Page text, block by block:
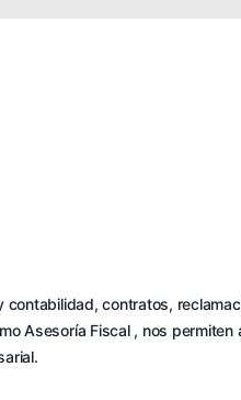
contabilidad, contratos,
Asesoría Fiscal , nos permiten